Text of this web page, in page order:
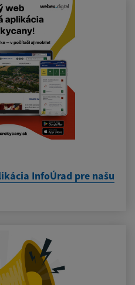
InfoÚrad pre našu